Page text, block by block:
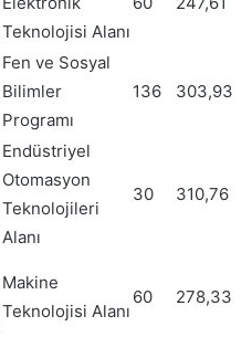
Teknolojisi Alanı
Fen ve Sosyal
Bilimler
Programı
136 303,93
Endüstriyel
Otomasyon
Teknolojileri
Alanı
30 310,76
Makine
Teknolojisi Alanı
60 278,33